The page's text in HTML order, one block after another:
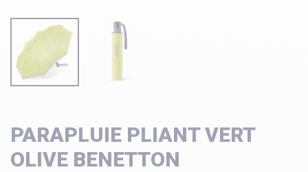
PARAPLUIE PLIANT VERT
OLIVE BENETTON